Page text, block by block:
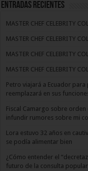
Entradas recientes
MASTER CHEF CELEBRITY
MASTER CHEF CELEBRITY
MASTER CHEF CELEBRITY
MASTER CHEF CELEBRITY
Petro viajará a Ecuador
reemplazará en sus
Fiscal Camargo sobre orden
infundir rumores sobre mi
Lora estuvo 32 años en
se podía alimentar bien
¿Cómo entender el
futuro de la consulta popular